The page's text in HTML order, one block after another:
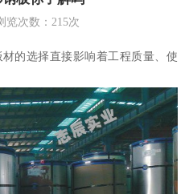
览次数： 215次
的选择直接影响着工程质量、使